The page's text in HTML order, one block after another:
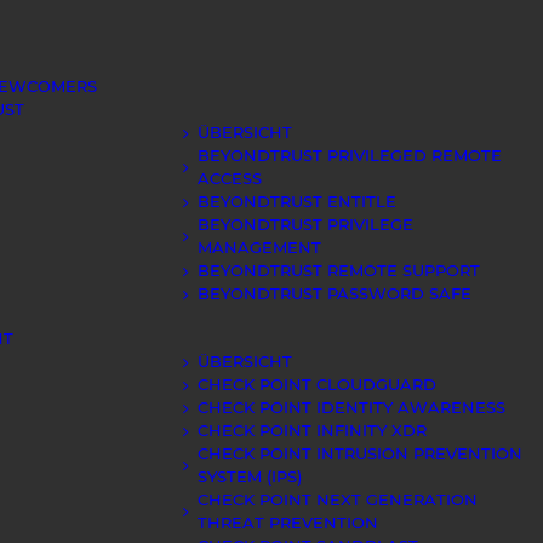
ÜBERSICHT
BEYONDTRUST PRIVILEGED REMOTE
ACCESS
BEYONDTRUST ENTITLE
BEYONDTRUST PRIVILEGE
MANAGEMENT
BEYONDTRUST REMOTE SUPPORT
BEYONDTRUST PASSWORD SAFE
ÜBERSICHT
CHECK POINT CLOUDGUARD
CHECK POINT IDENTITY AWARENESS
CHECK POINT INFINITY XDR
CHECK POINT INTRUSION PREVENTION
SYSTEM (IPS)
CHECK POINT NEXT GENERATION
THREAT PREVENTION